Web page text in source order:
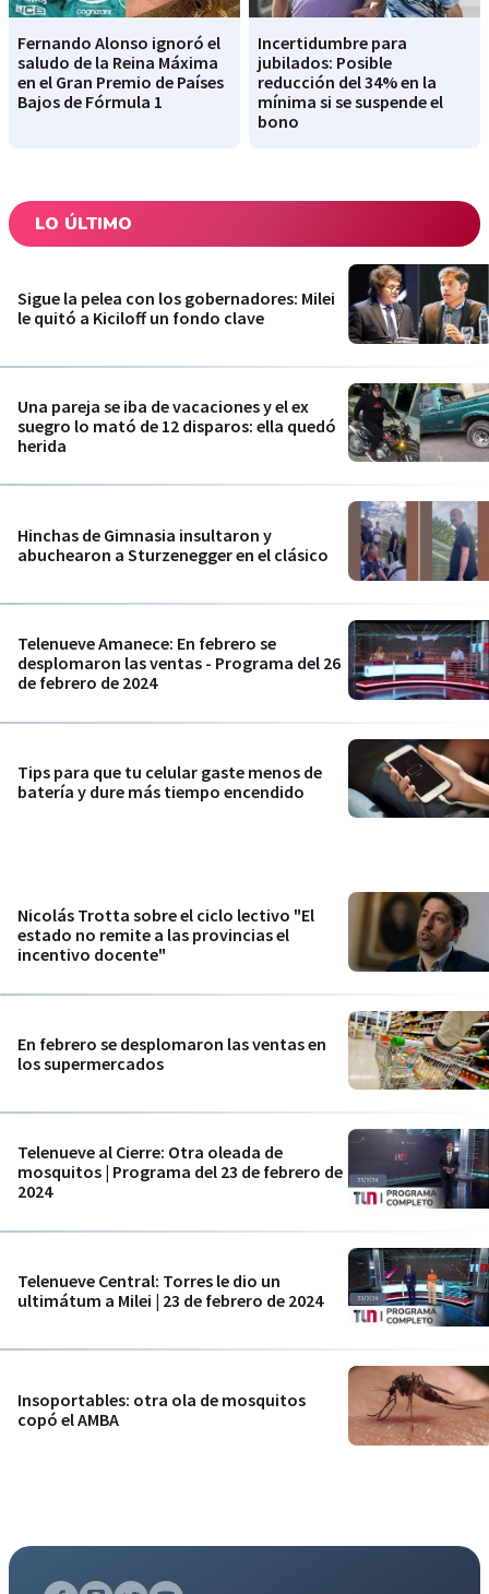
Fernando Alonso ignoró el
saludo de la Reina Máxima
en el Gran Premio de Países
Bajos de Fórmula 1
Incertidumbre para
jubilados: Posible
reducción del 34% en la
mínima si se suspende el
bono
LO ÚLTIMO
Sigue la pelea con los gobernadores: Milei
le quitó a Kiciloff un fondo clave
Una pareja se iba de vacaciones y el ex
suegro lo mató de 12 disparos: ella quedó
herida
Hinchas de Gimnasia insultaron y
abuchearon a Sturzenegger en el clásico
Telenueve Amanece: En febrero se
desplomaron las ventas - Programa del 26
de febrero de 2024
Tips para que tu celular gaste menos de
batería y dure más tiempo encendido
Nicolás Trotta sobre el ciclo lectivo "El
estado no remite a las provincias el
incentivo docente"
En febrero se desplomaron las ventas en
los supermercados
Telenueve al Cierre: Otra oleada de
mosquitos | Programa del 23 de febrero de
2024
Telenueve Central: Torres le dio un
ultimátum a Milei | 23 de febrero de 2024
Insoportables: otra ola de mosquitos
copó el AMBA